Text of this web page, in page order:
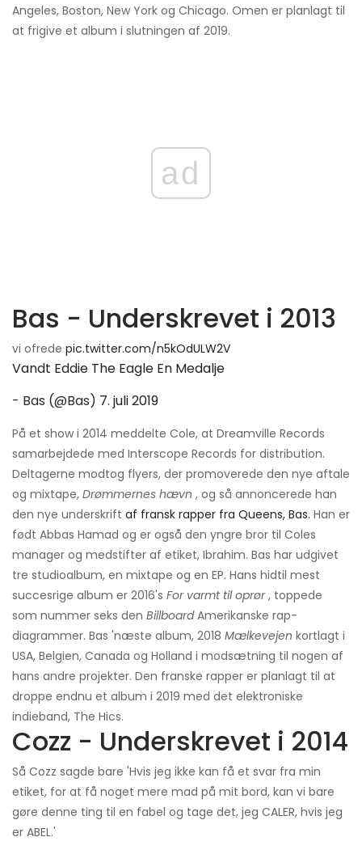
Angeles, Boston, New York og Chicago. Omen er planlagt til
at frigive et album i slutningen af ​​2019.
ad
Bas - Underskrevet i 2013
vi ofrede pic.twitter.com/n5kOdULW2V
Vandt Eddie The Eagle En Medalje
- Bas (@Bas) 7. juli 2019
På et show i 2014 meddelte Cole, at Dreamville Records
samarbejdede med Interscope Records for distribution.
Deltagerne modtog flyers, der promoverede den nye aftale
og mixtape, Drømmernes hævn , og så annoncerede han
den nye underskrift af fransk rapper fra Queens, Bas. Han er
født Abbas Hamad og er også den yngre bror til Coles
manager og medstifter af etiket, Ibrahim. Bas har udgivet
tre studioalbum, en mixtape og en EP. Hans hidtil mest
succesrige album er 2016's For varmt til oprør, toppede
som nummer seks den BillboardAmerikanske rap-
diagrammer. Bas 'næste album, 2018 Mælkevejen kortlagt i
USA, Belgien, Canada og Holland i modsætning til nogen af ​​
hans andre projekter. Den franske rapper er planlagt til at
droppe endnu et album i 2019 med det elektroniske
indieband, The Hics.
Cozz - Underskrevet i 2014
Så Cozz sagde bare 'Hvis jeg ikke kan få et svar fra min
etiket, for at få noget mere mad på mit bord, kan vi bare
gøre denne ting til en fabel og tage det, jeg CALER, hvis jeg
er ABEL.'